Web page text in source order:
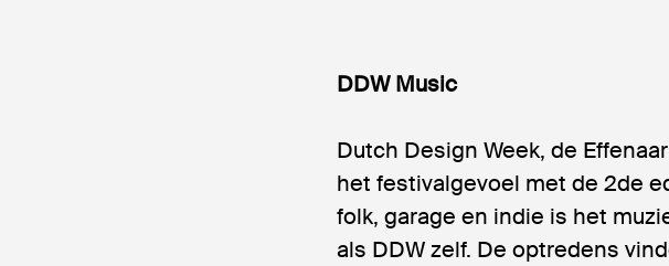
DDW Music
Dutch Design Week, de
het festivalgevoel met de 2de
folk, garage en indie is het
als DDW zelf. De optredens